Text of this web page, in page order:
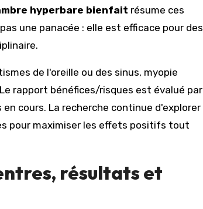
hyperbare bienfait résume ces
une panacée : elle est efficace pour des
de l'oreille ou des sinus, myopie
rapport bénéfices/risques est évalué par
cours. La recherche continue d'explorer
pour maximiser les effets positifs tout
résultats et